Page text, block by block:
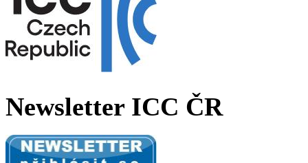
Newsletter ICC ČR